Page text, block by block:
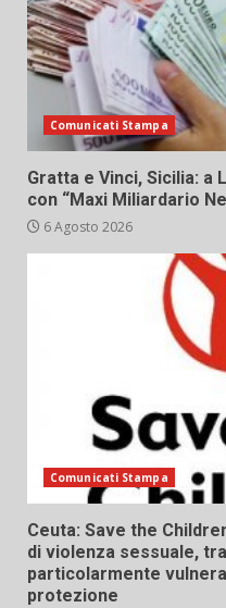
Comunicati Stampa
Gratta e Vinci, Sicilia: a
con “Maxi Miliardario
6 Agosto 2026
Comunicati Stampa
Ceuta: Save the
di violenza sessuale,
particolarmente
protezione